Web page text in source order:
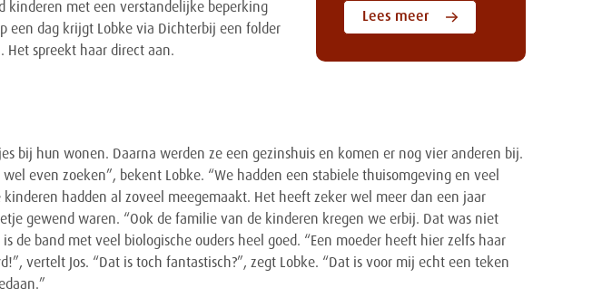
kinderen met een verstandelijke beperking
een dag krijgt Lobke via Dichterbij een folder
Het spreekt haar direct aan.
Lees meer
bij hun wonen. Daarna werden ze een gezinshuis en komen er nog vier anderen bij.
even zoeken”, bekent Lobke. “We hadden een stabiele thuisomgeving en veel
kinderen hadden al zoveel meegemaakt. Het heeft zeker wel meer dan een jaar
gewend waren. “Ook de familie van de kinderen kregen we erbij. Dat was niet
de band met veel biologische ouders heel goed. “Een moeder heeft hier zelfs haar
vertelt Jos. “Dat is toch fantastisch?”, zegt Lobke. “Dat is voor mij echt een teken